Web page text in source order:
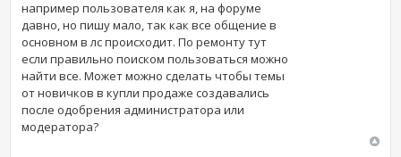
например пользователя как я, на форуме
давно, но пишу мало, так как все общение в
основном в лс происходит. По ремонту тут
если правильно поиском пользоваться можно
найти все. Может можно сделать чтобы темы
от новичков в купли продаже создавались
после одобрения администратора или
модератора?